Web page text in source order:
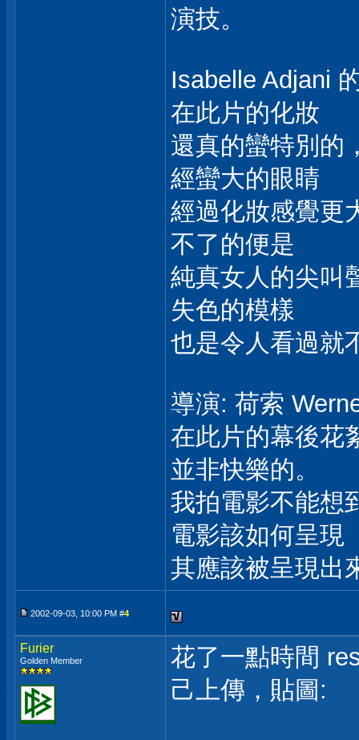
演技。
Isabelle Adjani
在此片的化妝
還真的蠻特別的
經蠻大的眼睛
經過化妝感覺更
不了的便是
純真女人的尖叫
失色的模樣
也是令人看過就
導演: 荷索
在此片的幕後花
並非快樂的。
我拍電影不能想
電影該如何呈現
其應該被呈現出
2002-09-03, 10:00 PM #4
Furier
Golden Member
花了一點時間
己上傳，貼圖: